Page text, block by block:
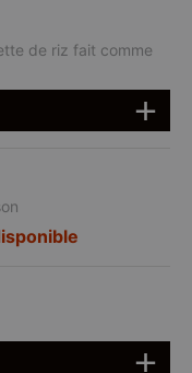
de riz fait comme